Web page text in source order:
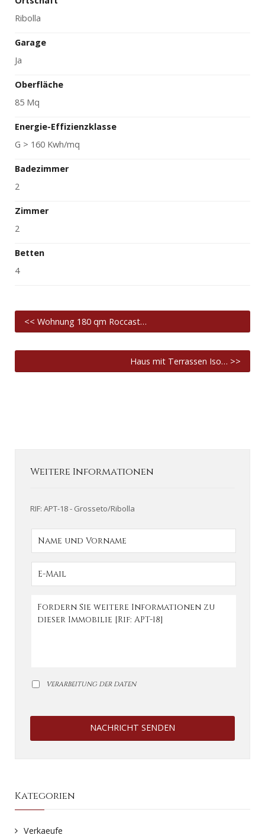
Ribolla
Garage
Ja
Oberfläche
85 Mq
Energie-Effizienzklasse
G > 160 Kwh/mq
Badezimmer
2
Zimmer
2
Betten
4
<< Wohnung 180 qm Roccast…
Haus mit Terrassen Iso… >>
Weitere Informationen
RIF: APT-18 - Grosseto/Ribolla
VERARBEITUNG DER DATEN
NACHRICHT SENDEN
Kategorien
Verkaeufe